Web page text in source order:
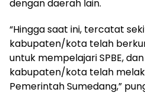
dengan daerah lain.
“Hingga saat ini, tercatat
kabupaten/kota telah
untuk mempelajari SPBE,
kabupaten/kota telah
Pemerintah Sumedang,”